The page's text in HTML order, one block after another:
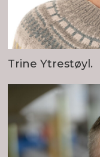
Trine Ytrestøyl.